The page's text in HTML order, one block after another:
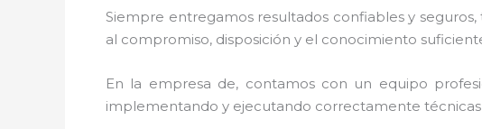
Siempre entregamos resultados confiables y
al compromiso, disposición y el conocimiento
En la empresa de, contamos con un equipo
implementando y ejecutando correctamente